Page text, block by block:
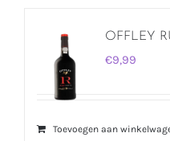
OFFLEY
€9,99
Toevoegen aan